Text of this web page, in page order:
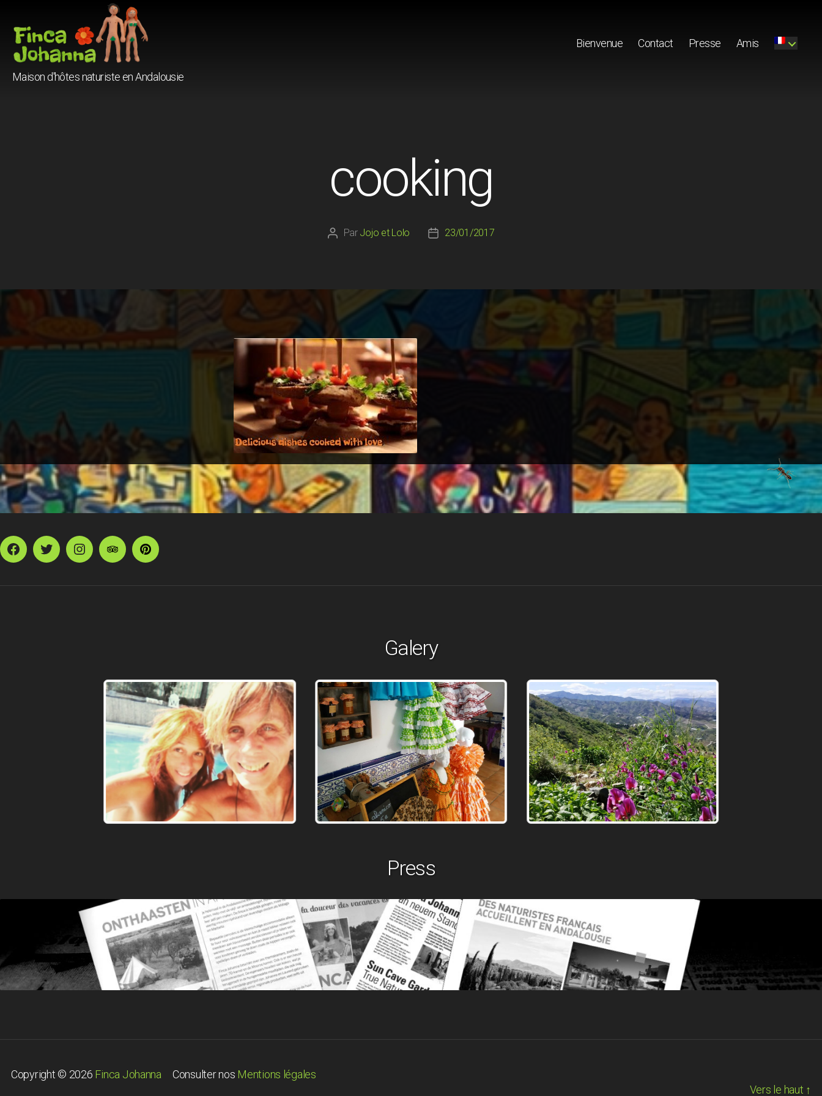
Finca
Johanna
Maison d'hôtes naturiste en Andalousie
Bienvenue Contact Presse Amis
cooking
Auteur
Par Jojo et Lolo
Date23/01/2017
FacebookTwitterInstagramTripAdvisorPinterest
Galery
Press
Copyright © 2026 Finca Johanna Consulter nos Mentions légales
Vers le haut ↑